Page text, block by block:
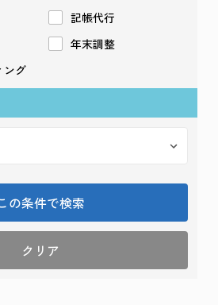
記帳代行
年末調整
ング
の条件で検索
クリア